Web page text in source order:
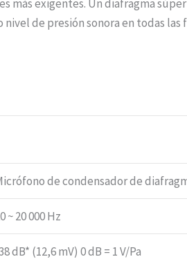
más exigentes. Un diafragma
de presión sonora en todas
de condensador de
~ 20 000 Hz
dB* (12,6 mV) 0 dB = 1 V/Pa